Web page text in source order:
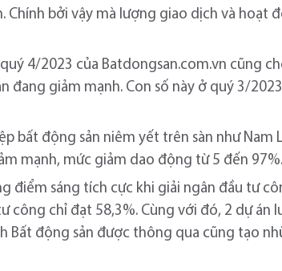
bởi vậy mà lượng giao dịch và hoạt
4/2023 của Batdongsan.com.vn cũng
đang giảm mạnh. Con số này ở quý 3/
bất động sản niêm yết trên sàn như Nam
mạnh, mức giảm dao động từ 5 đến 97%.
điểm sáng tích cực khi giải ngân đầu tư
công chỉ đạt 58,3%. Cùng với đó, 2 dự án
Bất động sản được thông qua cũng tạo